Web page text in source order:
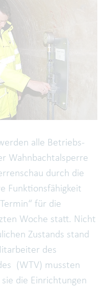
alle Betriebs-
Wahnbachtalsperre
durch die
Funktionsfähigkeit
für die
Woche statt. Nicht
Zustands stand
des
(WTV) mussten
die Einrichtungen